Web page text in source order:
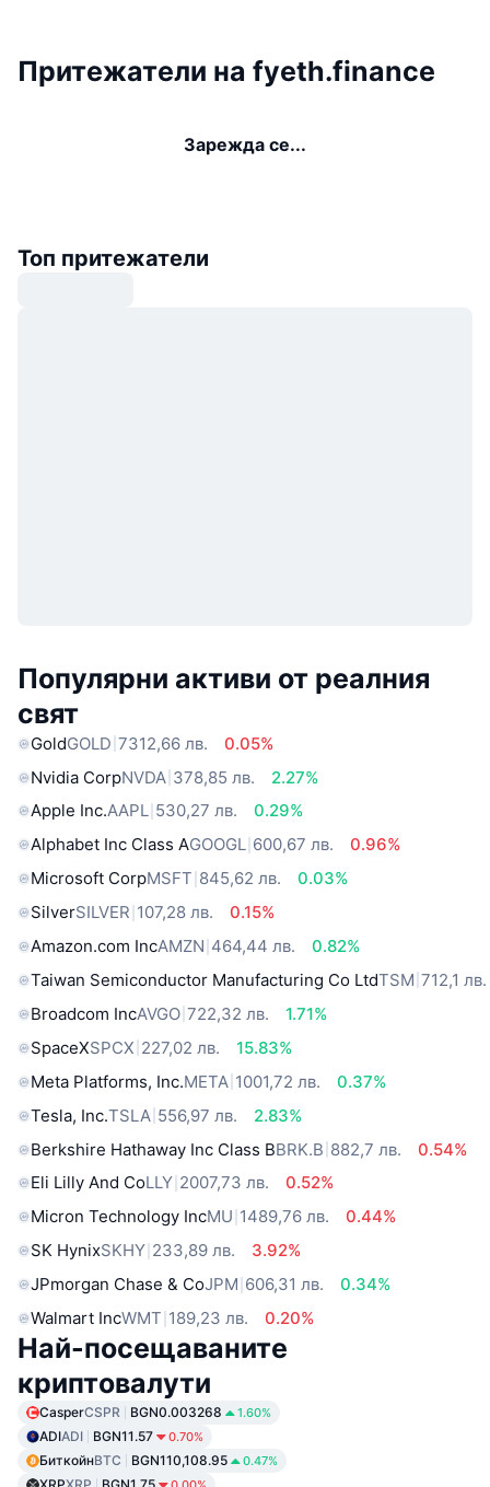
Притежатели на fyeth.finance
Зарежда се...
Топ притежатели
Популярни активи от реалния
свят
GoldGOLD 7312,66 лв.
0.05%
Nvidia CorpNVDA 378,85 лв.
2.27%
Apple Inc.AAPL 530,27 лв.
0.29%
Alphabet Inc Class AGOOGL 600,67 лв.
0.96%
Microsoft CorpMSFT 845,62 лв.
0.03%
SilverSILVER 107,28 лв.
0.15%
Amazon.com IncAMZN 464,44 лв.
0.82%
Taiwan Semiconductor Manufacturing Co LtdTSM 712,1 лв.
Broadcom IncAVGO 722,32 лв.
1.71%
SpaceXSPCX 227,02 лв.
15.83%
Meta Platforms, Inc.META 1001,72 лв.
0.37%
Tesla, Inc.TSLA 556,97 лв.
2.83%
Berkshire Hathaway Inc Class BBRK.B 882,7 лв.
0.54%
Eli Lilly And CoLLY 2007,73 лв.
0.52%
Micron Technology IncMU 1489,76 лв.
0.44%
SK HynixSKHY 233,89 лв.
3.92%
JPmorgan Chase & CoJPM 606,31 лв.
0.34%
Walmart IncWMT 189,23 лв. 0.20%
Най-посещаваните
криптовалути
CasperCSPR BGN0.003268 1.60%
ADIADI BGN11.57 0.70%
БиткойнBTC BGN110,108.95 0.47%